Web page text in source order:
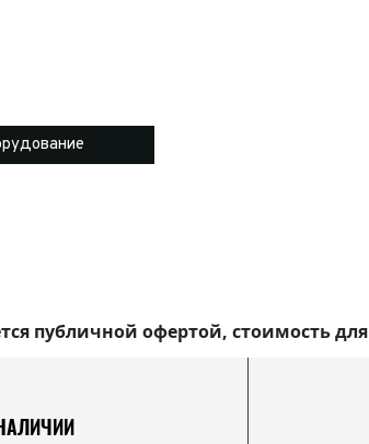
публичной офертой, стоимость